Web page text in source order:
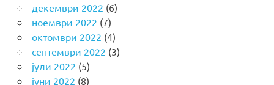
декември 2022 (6)
ноември 2022 (7)
октомври 2022 (4)
септември 2022 (3)
јули 2022 (5)
јуни 2022 (8)